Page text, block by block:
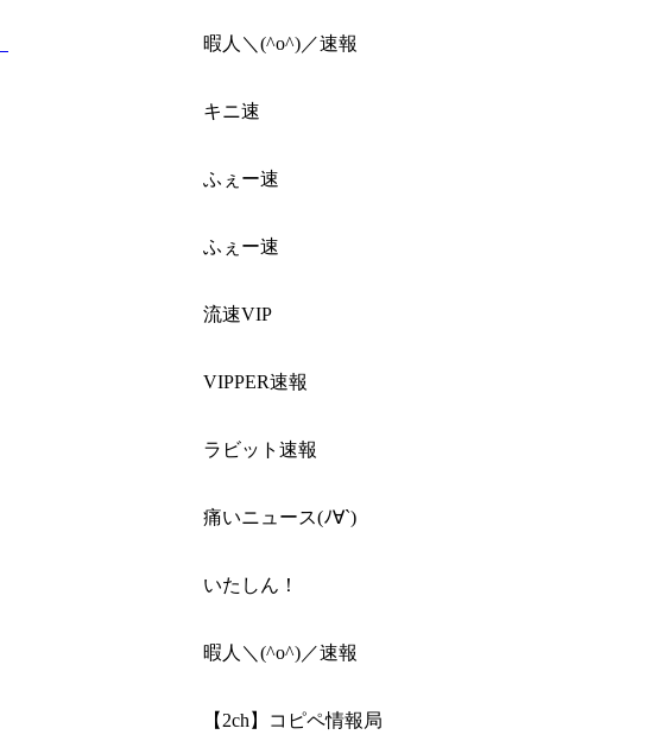
暇人＼(^o^)／速報
キニ速
ふぇー速
ふぇー速
流速VIP
VIPPER速報
ラビット速報
痛いニュース(ﾉ∀`)
いたしん！
暇人＼(^o^)／速報
【2ch】コピペ情報局